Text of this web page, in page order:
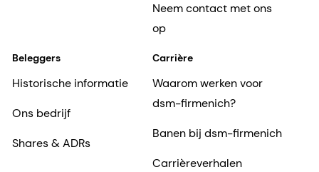
Neem contact met ons
op
Beleggers
Historische informatie
Ons bedrijf
Shares & ADRs
Carrière
Waarom werken voor
dsm-firmenich?
Banen bij dsm-firmenich
Carrièreverhalen